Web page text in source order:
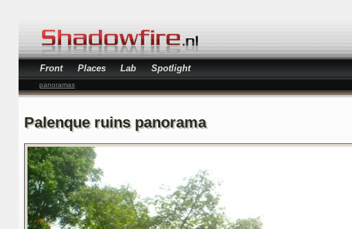
Front Places Lab Spotlight
panoramas
Palenque ruins panorama